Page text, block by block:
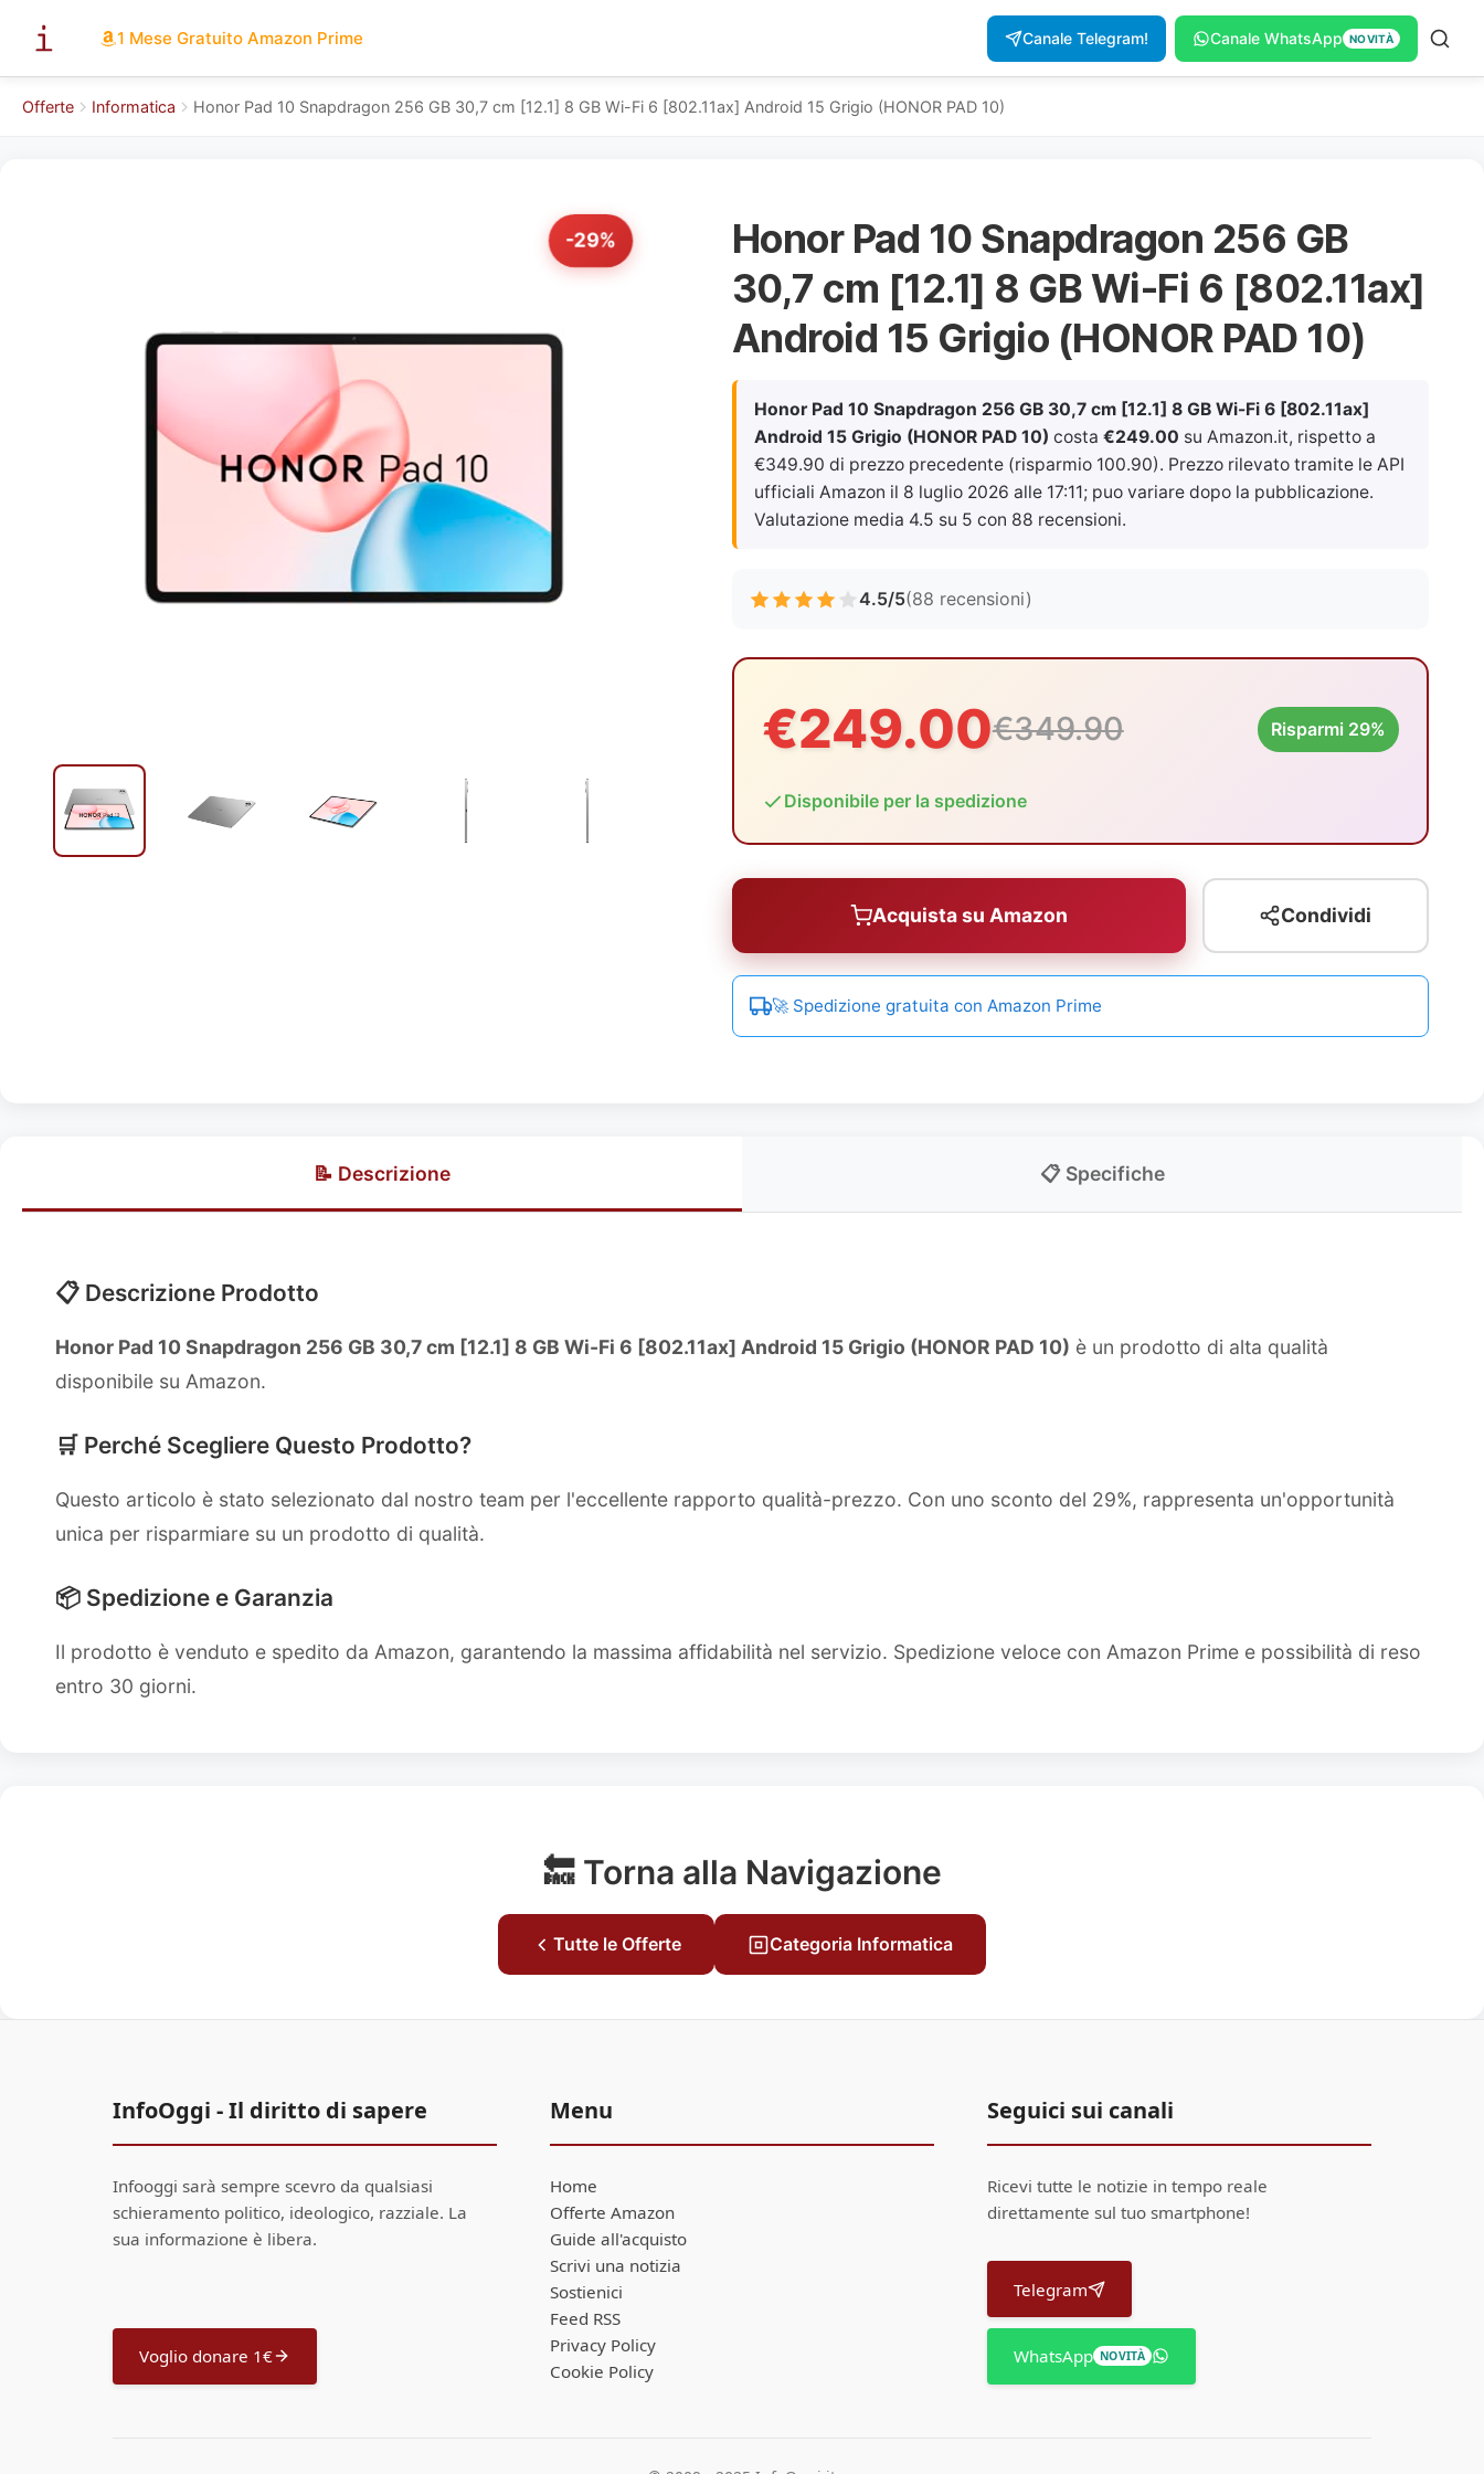
1 Mese Gratuito Amazon Prime Canale Telegram! Canale WhatsApp NOVITÀ
Offerte Informatica Honor Pad 10 Snapdragon 256 GB 30,7 cm [12.1] 8 GB Wi-Fi 6 [802.11ax] Android 15 Grigio (HONOR PAD 10)
-29%
Honor Pad 10 Snapdragon 256 GB
30,7 cm [12.1] 8 GB Wi-Fi 6 [802.11ax]
Android 15 Grigio (HONOR PAD 10)
Honor Pad 10 Snapdragon 256 GB 30,7 cm [12.1] 8 GB Wi-Fi 6 [802.11ax]
Android 15 Grigio (HONOR PAD 10) costa €249.00 su Amazon.it, rispetto a
€349.90 di prezzo precedente (risparmio 100.90). Prezzo rilevato tramite le API
ufficiali Amazon il 8 luglio 2026 alle 17:11; puo variare dopo la pubblicazione.
Valutazione media 4.5 su 5 con 88 recensioni.
4.5/5(88 recensioni)
€249.00€349.90 Risparmi 29%
Disponibile per la spedizione
Acquista su Amazon Condividi
🚀 Spedizione gratuita con Amazon Prime
📝 Descrizione 📋 Specifiche
📋 Descrizione Prodotto
Honor Pad 10 Snapdragon 256 GB 30,7 cm [12.1] 8 GB Wi-Fi 6 [802.11ax] Android 15 Grigio (HONOR PAD 10) è un prodotto di alta qualità
disponibile su Amazon.
🛒 Perché Scegliere Questo Prodotto?
Questo articolo è stato selezionato dal nostro team per l'eccellente rapporto qualità-prezzo. Con uno sconto del 29%, rappresenta un'opportunità
unica per risparmiare su un prodotto di qualità.
📦 Spedizione e Garanzia
Il prodotto è venduto e spedito da Amazon, garantendo la massima affidabilità nel servizio. Spedizione veloce con Amazon Prime e possibilità di reso
entro 30 giorni.
🔙 Torna alla Navigazione
Tutte le Offerte Categoria Informatica
InfoOggi - Il diritto di sapere
Infooggi sarà sempre scevro da qualsiasi
schieramento politico, ideologico, razziale. La
sua informazione è libera.
Voglio donare 1€
Menu
Home
Offerte Amazon
Guide all'acquisto
Scrivi una notizia
Sostienici
Feed RSS
Privacy Policy
Cookie Policy
Seguici sui canali
Ricevi tutte le notizie in tempo reale
direttamente sul tuo smartphone!
Telegram
WhatsApp NOVITÀ